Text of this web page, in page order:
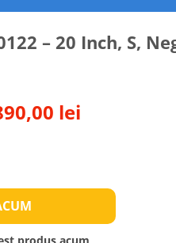
– 20 Inch, S,
lei